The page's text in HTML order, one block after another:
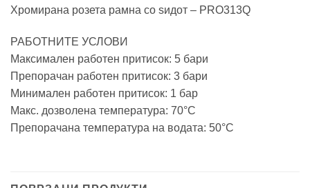
Хромирана розета рамна со ѕидот – PRO313Q
РАБОТНИТЕ УСЛОВИ
Максимален работен притисок: 5 бари
Препорачан работен притисок: 3 бари
Минимален работен притисок: 1 бар
Макс. дозволена температура: 70°C
Препорачана температура на водата: 50°C